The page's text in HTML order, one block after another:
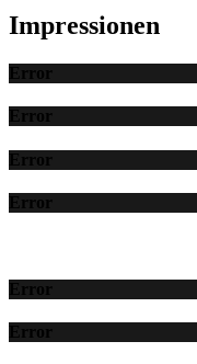
Impressionen
Error
Error
Error
Error
Error
Error